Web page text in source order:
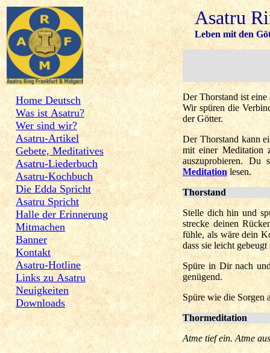
Home Deutsch
Was ist Asatru?
Wer sind wir?
Asatru-Artikel
Gebete, Meditatives
Asatru-Liederbuch
Asatru-Kochbuch
Die Edda Spricht
Asatru Spricht
Halle der Erinnerung
Mitmachen
Banner
Kontakt
Asatru-Hotline
Links zu Asatru
Neuigkeiten
Downloads
Asatru
Leben mit den
Der Thorstand ist
Wir spüren die
der Götter.
Der Thorstand kann
mit einer Meditation
auszuprobieren.
Meditation lesen.
Thorstand
Stelle dich hin und
strecke deinen
fühle, als wäre dein
dass sie leicht
Spüre in Dir nach
genügend.
Spüre wie die Sorgen
Thormeditation
Atme tief ein. Atme